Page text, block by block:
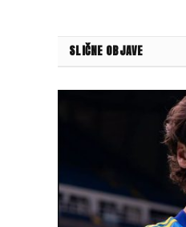
SLIČNE OBJAVE